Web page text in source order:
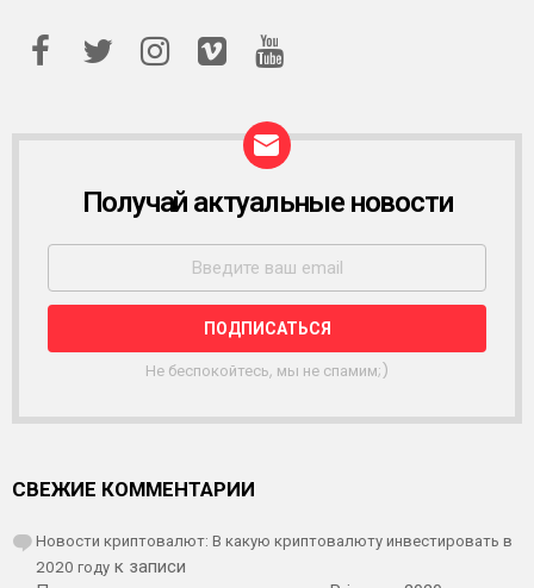
С
Ы
Л
К
Получай актуальные новости
Не беспокойтесь, мы не спамим;)
СВЕЖИЕ КОММЕНТАРИИ
Новости криптовалют: В какую криптовалюту инвестировать в
2020 году к записи